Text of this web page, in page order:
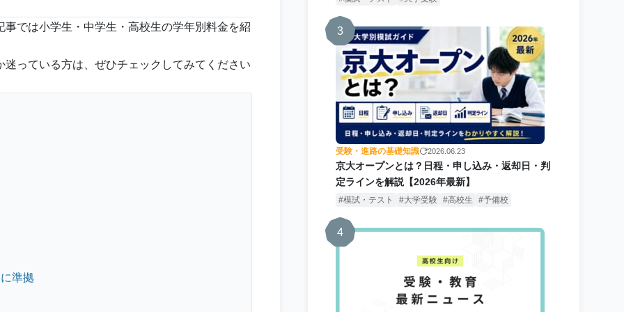
では小学生・中学生・高校生の学年別料金を紹
っている方は、ぜひチェックしてみてください
準拠
3
受験・進路の基礎知識 2026.06.23
京大オープンとは？日程・申し込み・返却日・判
定ラインを解説【2026年最新】
模試・テスト 大学受験 高校生 予備校
4